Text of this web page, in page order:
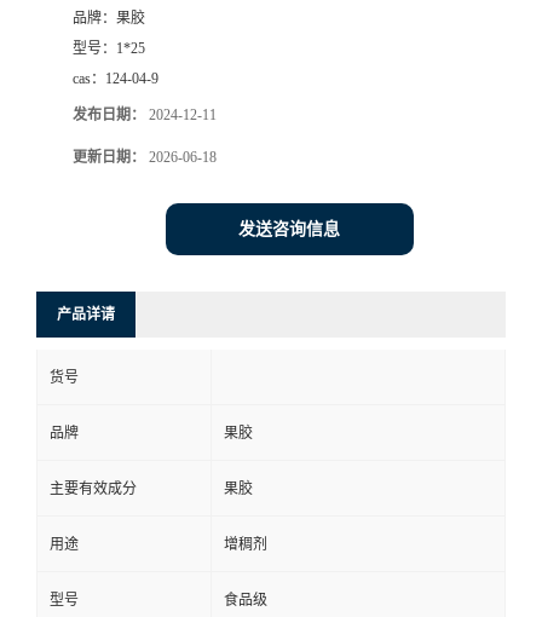
品牌： 果胶
型号： 1*25
cas： 124-04-9
发布日期： 2024-12-11
更新日期： 2026-06-18
发送咨询信息
产品详请
货号
品牌 果胶
主要有效成分 果胶
用途 增稠剂
型号 食品级